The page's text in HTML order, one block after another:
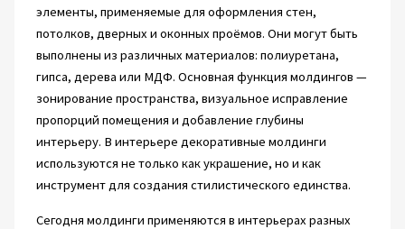
элементы, применяемые для оформления стен,
потолков, дверных и оконных проёмов. Они могут быть
выполнены из различных материалов: полиуретана,
гипса, дерева или МДФ. Основная функция молдингов —
зонирование пространства, визуальное исправление
пропорций помещения и добавление глубины
интерьеру. В интерьере декоративные молдинги
используются не только как украшение, но и как
инструмент для создания стилистического единства.
Сегодня молдинги применяются в интерьерах разных